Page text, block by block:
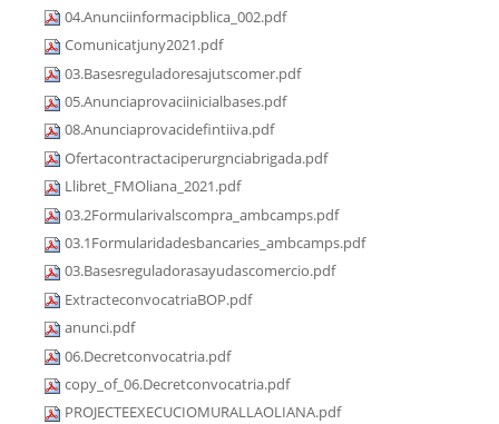
04.Anunciinformacipblica_002.pdf
Comunicatjuny2021.pdf
03.Basesreguladoresajutscomer.pdf
05.Anunciaprovaciinicialbases.pdf
08.Anunciaprovacidefintiiva.pdf
Ofertacontractaciperurgnciabrigada.pdf
Llibret_FMOliana_2021.pdf
03.2Formularivalscompra_ambcamps.pdf
03.1Formularidadesbancaries_ambcamps.pdf
03.Basesreguladorasayudascomercio.pdf
ExtracteconvocatriaBOP.pdf
anunci.pdf
06.Decretconvocatria.pdf
copy_of_06.Decretconvocatria.pdf
PROJECTEEXECUCIOMURALLAOLIANA.pdf